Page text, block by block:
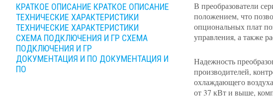
КРАТКОЕ ОПИСАНИЕ КРАТКОЕ ОПИСАНИЕ
ТЕХНИЧЕСКИЕ ХАРАКТЕРИСТИКИ
ТЕХНИЧЕСКИЕ ХАРАКТЕРИСТИКИ
СХЕМА ПОДКЛЮЧЕНИЯ И ГР СХЕМА
ПОДКЛЮЧЕНИЯ И ГР
ДОКУМЕНТАЦИЯ И ПО ДОКУМЕНТАЦИЯ И
ПО
В преобразователи
положением, что
опциональных плат
управления, а также
Надежность
производителей,
охлаждающего
от 37 кВт и выше,